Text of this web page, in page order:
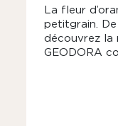
La fleur
petitgrain. De
découvrez la
GEODORA